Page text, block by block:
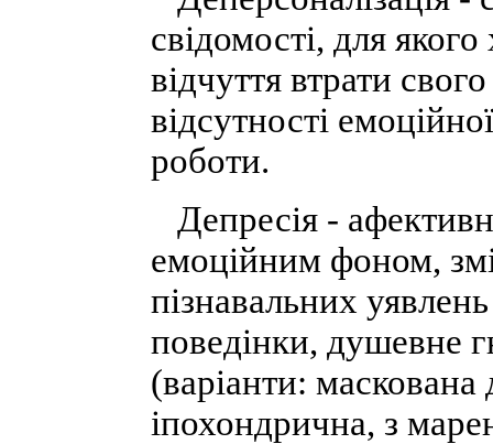
свідомості, для
відчуття втрати
відсутності
роботи.
Депресія -
емоційним фоном,
пізнавальних
поведінки, душевне
(варіанти: маскована
іпохондрична, з